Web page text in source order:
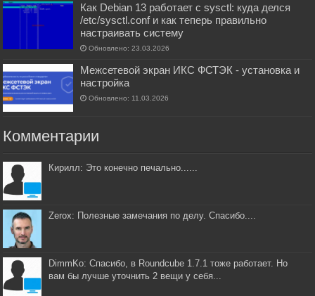
Как Debian 13 работает с sysctl: куда делся
/etc/sysctl.conf и как теперь правильно
настраивать систему
Обновлено: 23.03.2026
Межсетевой экран ИКС ФСТЭК - установка и
настройка
Обновлено: 11.03.2026
Комментарии
Кирилл: Это конечно печально......
Zerox: Полезные замечания по делу. Спасибо....
DimmKo: Спасибо, в Roundcube 1.7.1 тоже работает. Но
вам бы лучше уточнить 2 вещи у себя...